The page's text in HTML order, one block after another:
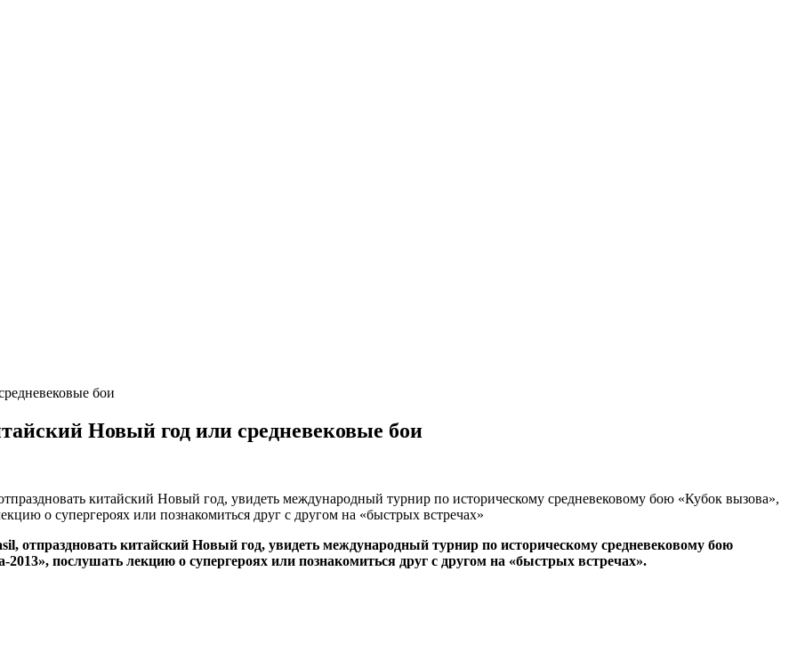
бои
Новый год или средневековые бои
китайский Новый год, увидеть международный турнир по историческому средневековому бою «Кубок вызова»,
о супергероях или познакомиться друг с другом на «быстрых встречах»
отпраздновать китайский Новый год, увидеть международный турнир по историческому средневековому бою
послушать лекцию о супергероях или познакомиться друг с другом на «быстрых встречах».